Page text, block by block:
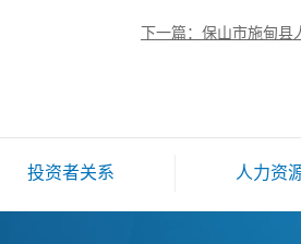
下一篇：保山市施甸
投资者关系 人力资